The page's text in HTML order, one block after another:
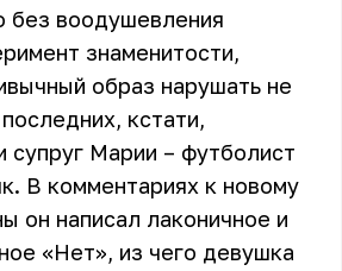
без воодушевления
знаменитости,
образ нарушать не
кстати,
супруг Марии – футболист
В комментариях к новому
он написал лаконичное и
«Нет», из чего девушка